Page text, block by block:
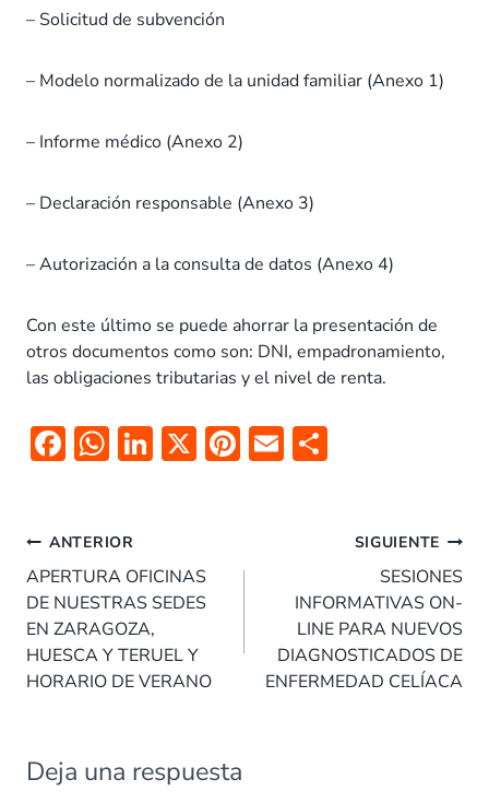
– Solicitud de subvención
– Modelo normalizado de la unidad familiar (Anexo 1)
– Informe médico (Anexo 2)
– Declaración responsable (Anexo 3)
– Autorización a la consulta de datos (Anexo 4)
Con este último se puede ahorrar la presentación de
otros documentos como son: DNI, empadronamiento,
las obligaciones tributarias y el nivel de renta.
F
b
o
o
k
W
s
A
p
p
Li
dI
n
X Pi
t
E
ar
tir
Navegación
de
entradas
ANTERIOR
APERTURA OFICINAS
DE NUESTRAS SEDES
EN ZARAGOZA,
HUESCA Y TERUEL Y
HORARIO DE VERANO
SIGUIENTE
SESIONES
INFORMATIVAS ON-
LINE PARA NUEVOS
DIAGNOSTICADOS DE
ENFERMEDAD CELÍACA
Deja una respuesta